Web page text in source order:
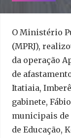
O Ministério
(MPRJ),
da operação
de
Itatiaia,
gabinete,
municipais de
de Educação,